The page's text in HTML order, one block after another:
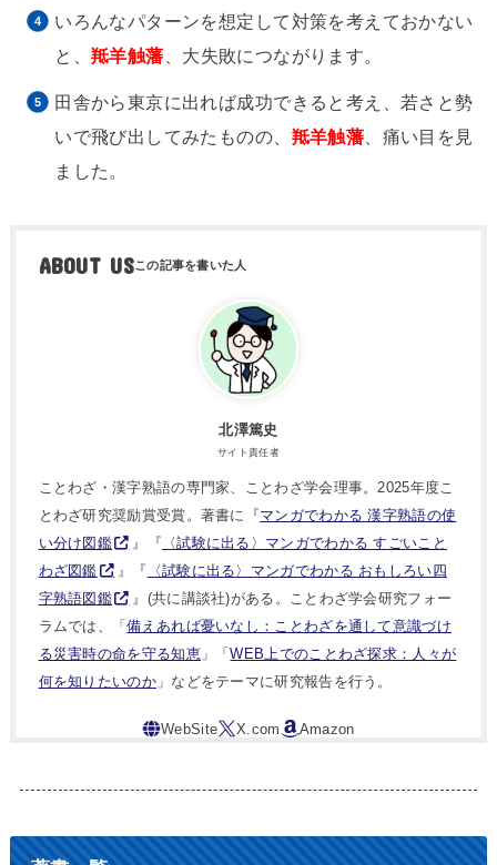
いろんなパターンを想定して対策を考えておかない
と、羝羊触藩 、大失敗につながります。
田舎から東京に出れば成功できると考え、若さと勢
いで飛び出してみたものの、 羝羊触藩 、痛い目を見
ました。
ABOUT US
北澤篤史
サイト責任者
ことわざ・漢字熟語の専門家、ことわざ学会理事。2025年度こ
とわざ研究奨励賞受賞。著書に『マンガでわかる 漢字熟語の使
い分け図鑑
』『 〈試験に出る〉マンガでわかる すごいこと
わざ図鑑
』『
〈試験に出る〉マンガでわかる おもしろい四
字熟語図鑑
』(共に講談社)がある。ことわざ学会研究フォー
ラムでは、「備えあれば憂いなし：ことわざを通して意識づけ
る災害時の命を守る知恵」「WEB上でのことわざ探求：人々が
何を知りたいのか」などをテーマに研究報告を行う。